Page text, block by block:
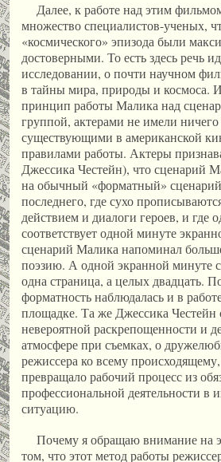
Далее, к работе над этим
множество специалистов-ученых,
«космического» эпизода были
достоверными. То есть здесь речь
исследовании, о почти научном
в тайны мира, природы и космоса.
принцип работы Малика над
группой, актерами не имели
существующими в американской
правилами работы. Актеры
Джессика Честейн), что сценарий
на обычный «форматный»
последнего, где сухо
действием и диалоги героев, и где
соответствует одной минуте
сценарий Малика напоминал
поэзию. А одной экранной минуте
одна страница, а целых двадцать.
форматность наблюдалась и в
площадке. Та же Джессика Честейн
невероятной раскрепощенности и
атмосфере при съемках, о
режиссера ко всему
превращало рабочий процесс из
профессиональной деятельности в
ситуацию.
Почему я обращаю внимание на
том, что этот метод работы